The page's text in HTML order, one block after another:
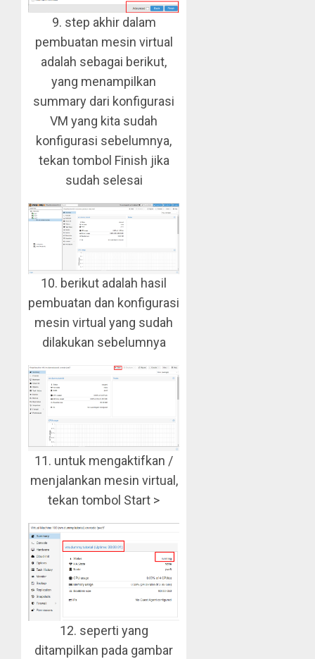
9. step akhir dalam
pembuatan mesin virtual
adalah sebagai berikut,
yang menampilkan
summary dari konfigurasi
VM yang kita sudah
konfigurasi sebelumnya,
tekan tombol Finish jika
sudah selesai
10. berikut adalah hasil
pembuatan dan konfigurasi
mesin virtual yang sudah
dilakukan sebelumnya
11. untuk mengaktifkan /
menjalankan mesin virtual,
tekan tombol Start >
12. seperti yang
ditampilkan pada gambar